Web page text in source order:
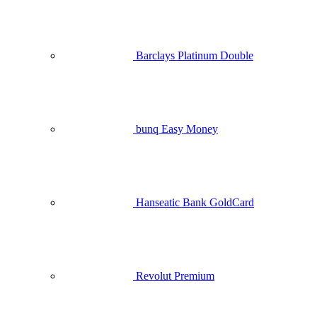
Barclays Platinum Double
bunq Easy Money
Hanseatic Bank GoldCard
Revolut Premium